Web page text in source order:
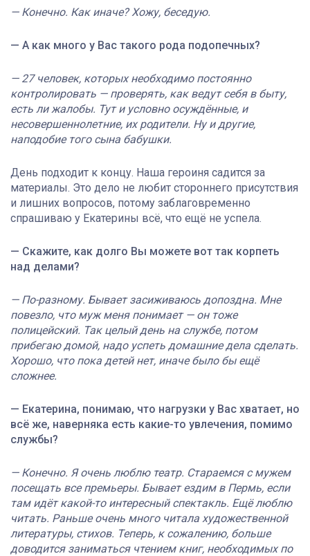
— Конечно. Как иначе? Хожу, беседую.
— А как много у Вас такого рода подопечных?
— 27 человек, которых необходимо постоянно
контролировать — проверять, как ведут себя в быту,
есть ли жалобы. Тут и условно осуждённые, и
несовершеннолетние, их родители. Ну и другие,
наподобие того сына бабушки.
День подходит к концу. Наша героиня садится за
материалы. Это дело не любит стороннего присутствия
и лишних вопросов, потому заблаговременно
спрашиваю у Екатерины всё, что ещё не успела.
— Скажите, как долго Вы можете вот так корпеть
над делами?
— По-разному. Бывает засиживаюсь допоздна. Мне
повезло, что муж меня понимает — он тоже
полицейский. Так целый день на службе, потом
прибегаю домой, надо успеть домашние дела сделать.
Хорошо, что пока детей нет, иначе было бы ещё
сложнее.
— Екатерина, понимаю, что нагрузки у Вас хватает, но
всё же, наверняка есть какие-то увлечения, помимо
службы?
— Конечно. Я очень люблю театр. Стараемся с мужем
посещать все премьеры. Бывает ездим в Пермь, если
там идёт какой-то интересный спектакль. Ещё люблю
читать. Раньше очень много читала художественной
литературы, стихов. Теперь, к сожалению, больше
доводится заниматься чтением книг, необходимых по